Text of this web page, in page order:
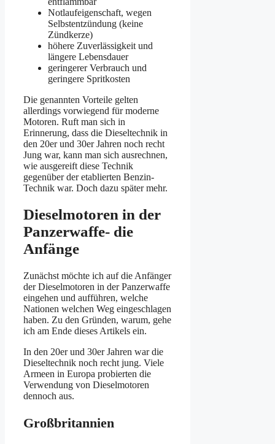
Notlaufeigenschaft, wegen
Selbstentzündung (keine
Zündkerze)
höhere Zuverlässigkeit und
längere Lebensdauer
geringerer Verbrauch und
geringere Spritkosten
Die genannten Vorteile gelten
allerdings vorwiegend für moderne
Motoren. Ruft man sich in
Erinnerung, dass die Dieseltechnik in
den 20er und 30er Jahren noch recht
Jung war, kann man sich ausrechnen,
wie ausgereift diese Technik
gegenüber der etablierten Benzin-
Technik war. Doch dazu später mehr.
Dieselmotoren in der
Panzerwaffe- die
Anfänge
Zunächst möchte ich auf die Anfänger
der Dieselmotoren in der Panzerwaffe
eingehen und aufführen, welche
Nationen welchen Weg eingeschlagen
haben. Zu den Gründen, warum, gehe
ich am Ende dieses Artikels ein.
In den 20er und 30er Jahren war die
Dieseltechnik noch recht jung. Viele
Armeen in Europa probierten die
Verwendung von Dieselmotoren
dennoch aus.
Großbritannien